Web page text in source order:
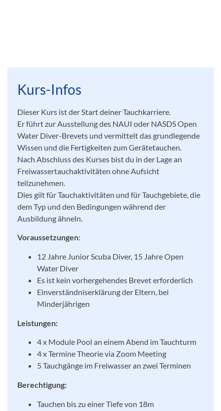
Kurs-Infos
Dieser Kurs ist der Start deiner Tauchkarriere.
Er führt zur Ausstellung des NAUI oder NASDS Open
Water Diver-Brevets und vermittelt das grundlegende
Wissen und die Fertigkeiten zum Gerätetauchen.
Nach Abschluss des Kurses bist du in der Lage an
Freiwassertauchaktivitäten ohne Aufsicht
teilzunehmen.
Dies gilt für Tauchaktivitäten und für Tauchgebiete, die
dem Typ und den Bedingungen während der
Ausbildung ähneln.
Voraussetzungen:
12 Jahre Junior Scuba Diver, 15 Jahre Open
Water Diver
Es ist kein vorhergehendes Brevet erforderlich
Einverständniserklärung der Eltern, bei
Minderjährigen
Leistungen:
4 x Module Pool an einem Abend im Tauchturm
4 x Termine Theorie via Zoom Meeting
5 Tauchgänge im Freiwasser an zwei Terminen
Berechtigung:
Tauchen bis zu einer Tiefe von 18m